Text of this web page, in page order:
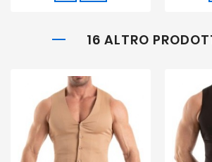
16 ALTRO